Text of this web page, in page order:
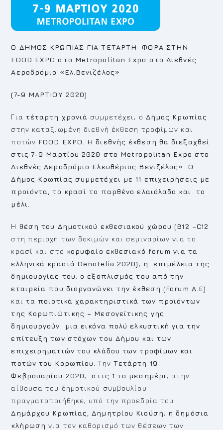
O ΔΗΜΟΣ ΚΡΩΠΙΑΣ ΓΙΑTETAΡΤΗ ΦΟΡΑ ΣΤΗΝ
FOOD EXPO στο Μetropolitan Expo στο Διεθνές
Αεροδρόμιο «Ελ.Βενιζέλος»
(7-9 ΜΑΡΤΙΟΥ 2020)
Για τέταρτη χρονιά συμμετέχει, ο Δήμος Κρωπίας
στην καταξιωμένη διεθνή έκθεση τροφίμων και
ποτών FOOD EXPO
. Η διεθνής έκθεση θα διεξαχθεί
στις 7-9 Μαρτίου 2020 στο Metropolitan Expo στο
Διεθνές Αεροδρόμιο Ελευθέριος Βενιζέλος». Ο
Δήμος Κρωπίας συμμετέχει με 11 επιχειρήσεις με
προϊόντα, το κρασί το παρθένο ελαιόλαδο και το
μέλι.
Η θέση του Δημοτικού εκθεσιακού χώρου (B12 –C12
στη περιοχή των δοκιμών και σεμιναρίων για το
κρασί και στo κορυφαίο εκθεσιακό forum για τα
ελληνικά κρασιά Οenotelia 2020), η επιμέλεια της
δημιουργίας του,ο εξοπλισμός του από την
εταιρεία που διοργανώνει την έκθεση (Forum A E)
και τα ποιοτικά χαρακτηριστικά των προϊόντων
της Κορωπιώτικης – Μεσογείτικης γης
δημιουργούν
μια εικόνα πολύ ελκυστική για την
επίτευξη των στόχων του Δήμου και των
επιχειρηματιών του κλάδου των τροφίμων και
ποτών του Κορωπίου.Την Τετάρτη 19
Φεβρουαρίου 2020,στις 1 το μεσημέρι, στην
αίθουσα του δημοτικού συμβουλίου
πραγματοποιήθηκε, υπό την προεδρία του
Δημάρχου Κρωπίας, Δημητρίου Κιούση, η δημόσια
κλήρωση για τον καθορισμό των θέσεων των